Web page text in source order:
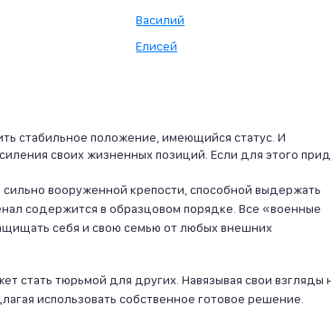
Василий
Елисей
стабильное положение, имеющийся статус. И
своих жизненных позиций. Если для этого
вооруженной крепости, способной выдержать
содержится в образцовом порядке. Все «военные
себя и свою семью от любых внешних
стать тюрьмой для других. Навязывая свои взгляды
использовать собственное готовое решение.